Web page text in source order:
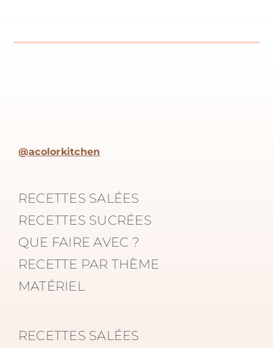
@acolorkitchen
RECETTES SALÉES
RECETTES SUCRÉES
QUE FAIRE AVEC ?
RECETTE PAR THÈME
MATÉRIEL
RECETTES SALÉES